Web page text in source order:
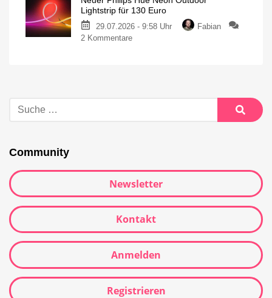
Lightstrip für 130 Euro
29.07.2026 - 9:58 Uhr
Fabian
2 Kommentare
Community
Newsletter
Kontakt
Anmelden
Registrieren